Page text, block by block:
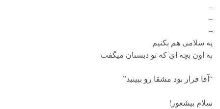
–
–
–
یه سلامی هم بکنیم
به اون بچه ای که تو دبستان میگفت
“آقا قرار بود مشقا رو ببینید”
سلام بیشعور!